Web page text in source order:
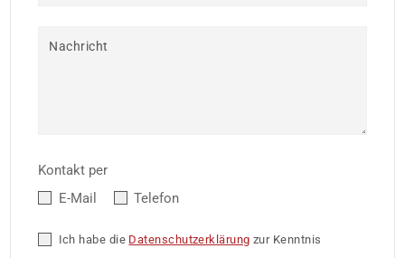
Nachricht
Kontakt per
E-Mail
Telefon
Ich habe die Datenschutzerklärung zur Kenntnis